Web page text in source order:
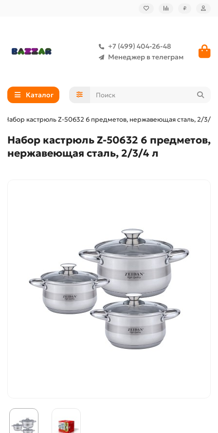
₽
+7 (499) 404-26-48
Менеджер в телеграм
Каталог
Набор кастрюль Z-50632 6 предметов, нержавеющая сталь, 2/3/4
Набор кастрюль Z-50632 6 предметов,
нержавеющая сталь, 2/3/4 л